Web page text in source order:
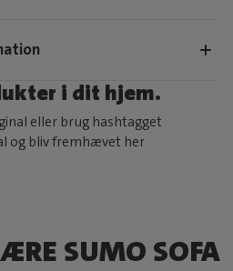
i dit hjem.
eller brug hashtagget
og bliv fremhævet her
SUMO SOFA